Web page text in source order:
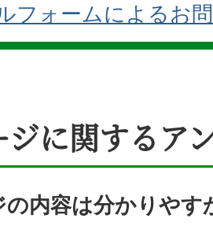
フォームによるお
ジに関するア
の内容は分かりやす